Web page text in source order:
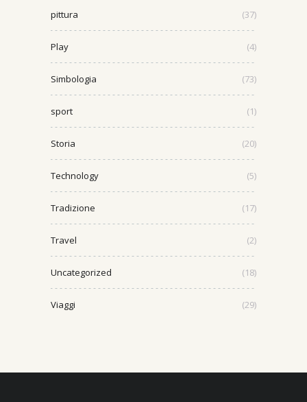
pittura (37)
Play (4)
Simbologia (73)
sport (1)
Storia (20)
Technology (5)
Tradizione (17)
Travel (2)
Uncategorized (18)
Viaggi (29)